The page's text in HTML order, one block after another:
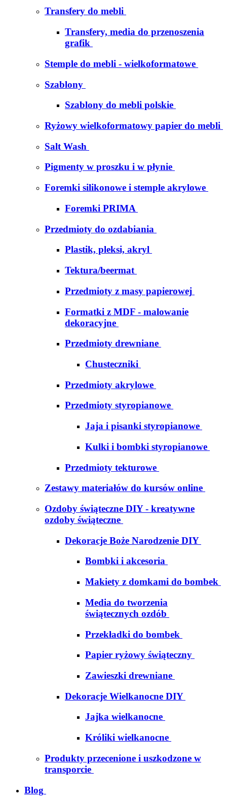
Transfery do mebli
Transfery, media do przenoszenia
grafik
Stemple do mebli - wielkoformatowe
Szablony
Szablony do mebli polskie
Ryżowy wielkoformatowy papier do mebli
Salt Wash
Pigmenty w proszku i w płynie
Foremki silikonowe i stemple akrylowe
Foremki PRIMA
Przedmioty do ozdabiania
Plastik, pleksi, akryl
Tektura/beermat
Przedmioty z masy papierowej
Formatki z MDF - malowanie
dekoracyjne
Przedmioty drewniane
Chusteczniki
Przedmioty akrylowe
Przedmioty styropianowe
Jaja i pisanki styropianowe
Kulki i bombki styropianowe
Przedmioty tekturowe
Zestawy materiałów do kursów online
Ozdoby świąteczne DIY - kreatywne
ozdoby świąteczne
Dekoracje Boże Narodzenie DIY
Bombki i akcesoria
Makiety z domkami do bombek
Media do tworzenia
świątecznych ozdób
Przekładki do bombek
Papier ryżowy świąteczny
Zawieszki drewniane
Dekoracje Wielkanocne DIY
Jajka wielkanocne
Króliki wielkanocne
Produkty przecenione i uszkodzone w
transporcie
Blog